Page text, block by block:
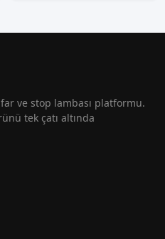
ve stop lambası platformu.
tek çatı altında